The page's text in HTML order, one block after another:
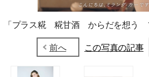
「プラス糀 糀甘酒 からだを想う
前へ
この写真の記事